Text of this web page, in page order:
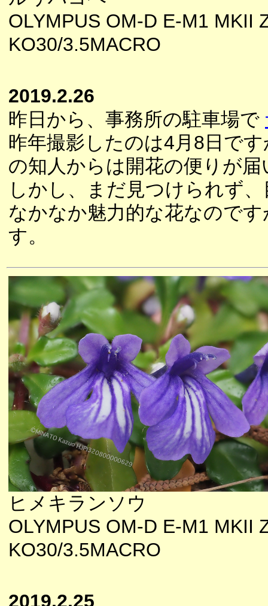
OLYMPUS OM-D E-M1 MKII
KO30/3.5MACRO
2019.2.26
昨日から、事務所の駐車場で
昨年撮影したのは4月8日で
の知人からは開花の便りが
しかし、まだ見つけられず
なかなか魅力的な花なので
す。
ヒメキランソウ
OLYMPUS OM-D E-M1 MKII
KO30/3.5MACRO
2019.2.25